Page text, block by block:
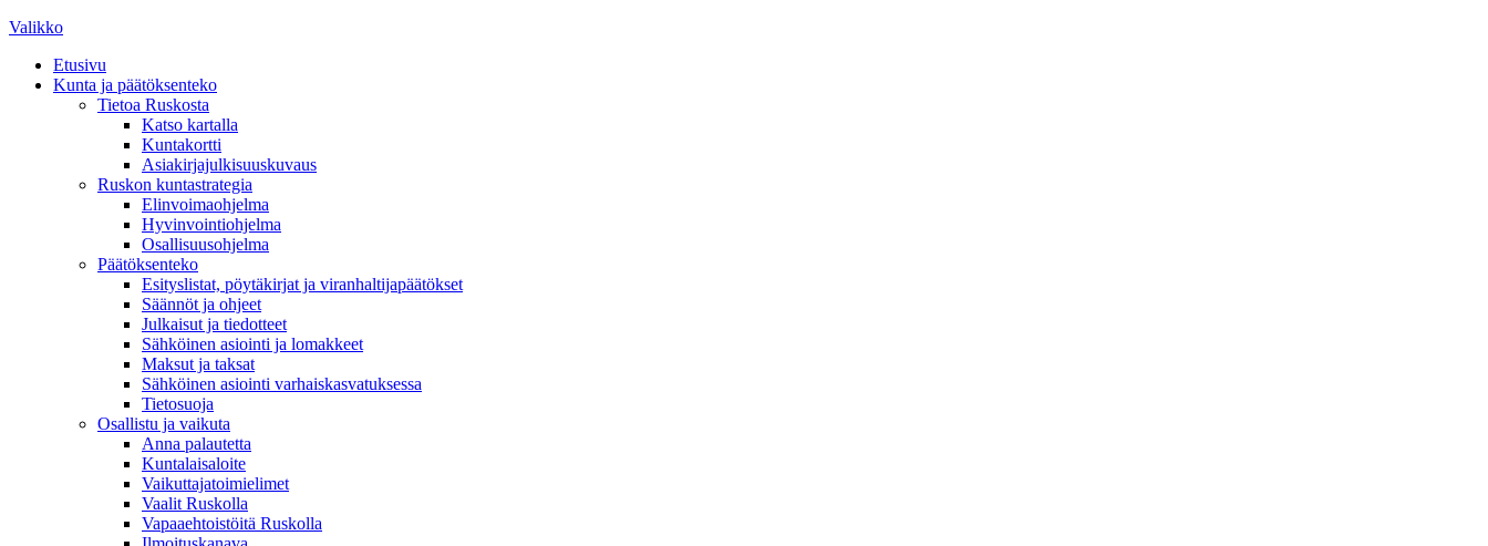
Valikko
Etusivu
Kunta ja päätöksenteko
Tietoa Ruskosta
Katso kartalla
Kuntakortti
Asiakirjajulkisuuskuvaus
Ruskon kuntastrategia
Elinvoimaohjelma
Hyvinvointiohjelma
Osallisuusohjelma
Päätöksenteko
Esityslistat, pöytäkirjat ja viranhaltijapäätökset
Säännöt ja ohjeet
Julkaisut ja tiedotteet
Sähköinen asiointi ja lomakkeet
Maksut ja taksat
Sähköinen asiointi varhaiskasvatuksessa
Tietosuoja
Osallistu ja vaikuta
Anna palautetta
Kuntalaisaloite
Vaikuttajatoimielimet
Vaalit Ruskolla
Vapaaehtoistöitä Ruskolla